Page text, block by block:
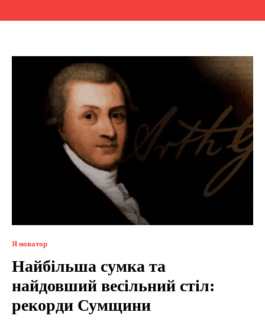
Я новатор
Найбільша сумка та
найдовший весільний стіл:
рекорди Сумщини